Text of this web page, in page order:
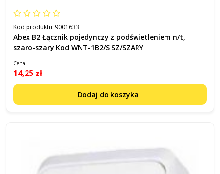
Kod produktu: 9001633
Abex B2 Łącznik pojedynczy z podświetleniem n/t,
szaro-szary Kod WNT-1B2/S SZ/SZARY
Cena
14,25 zł
Dodaj do koszyka